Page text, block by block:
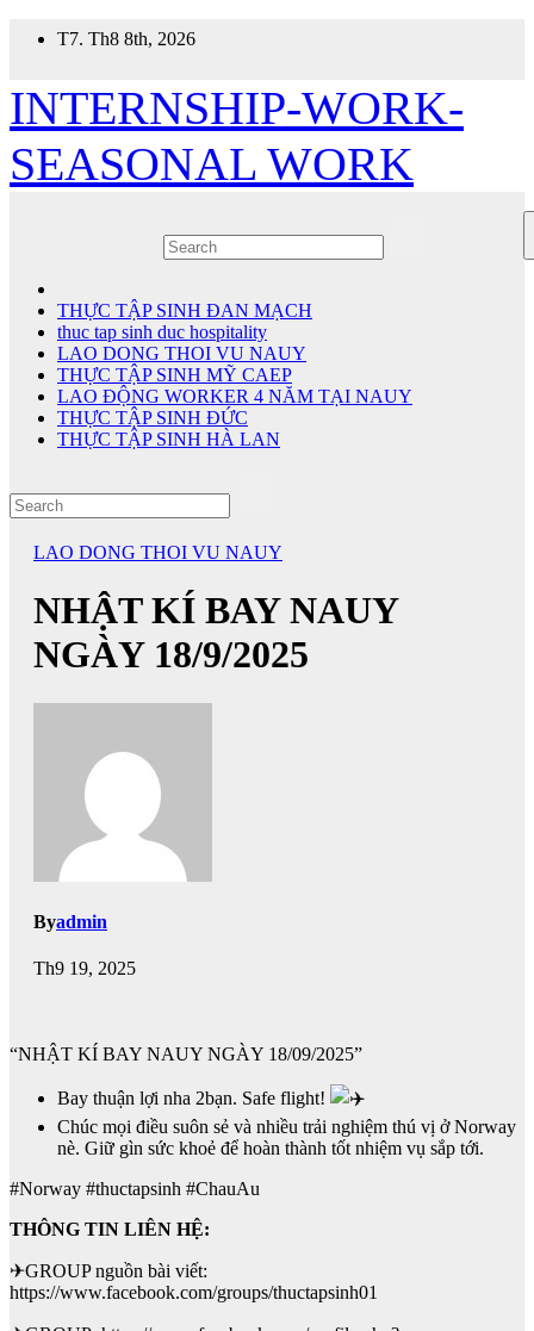
T7. Th8 8th, 2026
INTERNSHIP-WORK-
SEASONAL WORK
THỰC TẬP SINH ĐAN MẠCH
thuc tap sinh duc hospitality
LAO DONG THOI VU NAUY
THỰC TẬP SINH MỸ CAEP
LAO ĐỘNG WORKER 4 NĂM TẠI NAUY
THỰC TẬP SINH ĐỨC
THỰC TẬP SINH HÀ LAN
LAO DONG THOI VU NAUY
NHẬT KÍ BAY NAUY
NGÀY 18/9/2025
Byadmin
Th9 19, 2025
“NHẬT KÍ BAY NAUY NGÀY 18/09/2025”
Bay thuận lợi nha 2bạn. Safe flight!
Chúc mọi điều suôn sẻ và nhiều trải nghiệm thú vị ở Norway
nè. Giữ gìn sức khoẻ để hoàn thành tốt nhiệm vụ sắp tới.
#Norway #thuctapsinh #ChauAu
THÔNG TIN LIÊN HỆ:
✈GROUP nguồn bài viết:
https://www.facebook.com/groups/thuctapsinh01